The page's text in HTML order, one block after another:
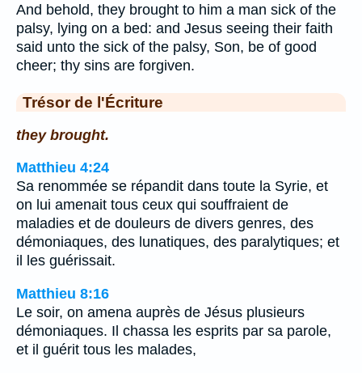
And behold, they brought to him a man sick of the
palsy, lying on a bed: and Jesus seeing their faith
said unto the sick of the palsy, Son, be of good
cheer; thy sins are forgiven.
Trésor de l'Écriture
they brought.
Matthieu 4:24
Sa renommée se répandit dans toute la Syrie, et
on lui amenait tous ceux qui souffraient de
maladies et de douleurs de divers genres, des
démoniaques, des lunatiques, des paralytiques; et
il les guérissait.
Matthieu 8:16
Le soir, on amena auprès de Jésus plusieurs
démoniaques. Il chassa les esprits par sa parole,
et il guérit tous les malades,